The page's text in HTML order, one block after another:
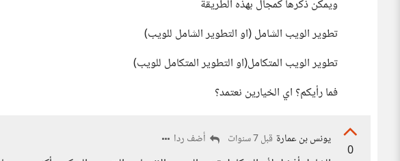
ويمكن ذكرها كمجال بهذه الطريقة
تطوير الويب الشامل (او التطوير الشامل للويب)
تطوير الويب المتكامل(او التطوير المتكامل للويب)
فما رأيكم؟ اي الخيارين نعتمد؟
0
يونس بن عمارة قبل 7 سنوات أضف ردا